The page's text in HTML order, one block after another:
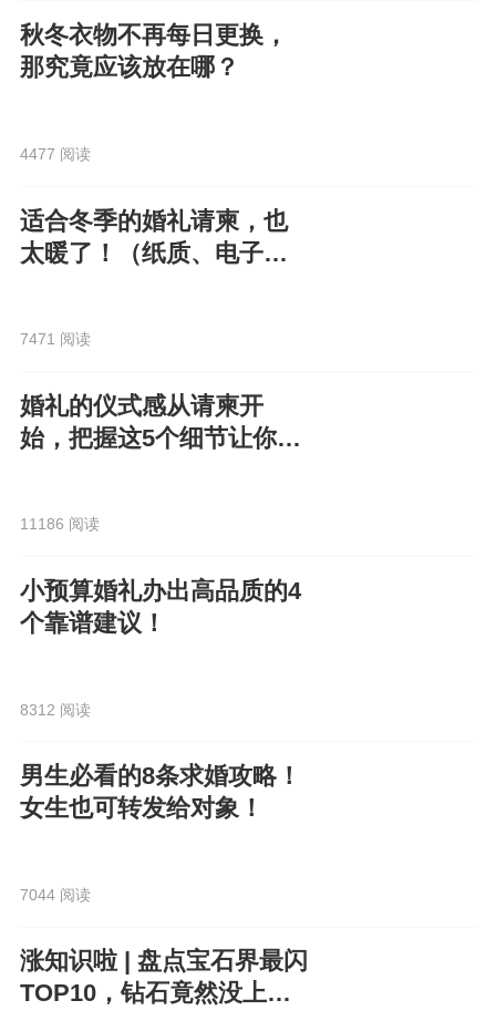
秋冬衣物不再每日更换，
那究竟应该放在哪？
4477 阅读
适合冬季的婚礼请柬，也
太暖了！（纸质、电子都
7471 阅读
婚礼的仪式感从请柬开
始，把握这5个细节让你的
11186 阅读
小预算婚礼办出高品质的4
个靠谱建议！
8312 阅读
男生必看的8条求婚攻略！
女生也可转发给对象！
7044 阅读
涨知识啦 | 盘点宝石界最闪
TOP10，钻石竟然没上